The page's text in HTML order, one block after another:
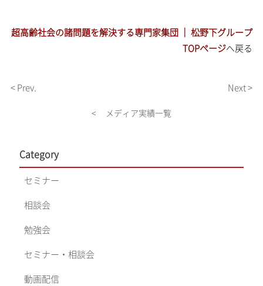
超高齢社会の諸問題を解決する専門家集団 ｜ 松野下グループ
TOPページへ戻る
< Prev. Next >
< メディア実績一覧
Category
セミナー
相談会
勉強会
セミナー・相談会
動画配信